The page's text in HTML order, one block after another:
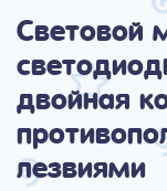
Световой
двойная
лезвиями